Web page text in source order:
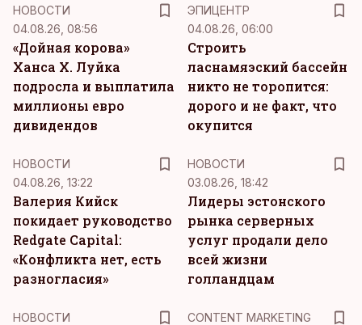
НОВОСТИ
04.08.26, 08:56
«Дойная корова»
Ханса Х. Луйка
подросла и выплатила
миллионы евро
дивидендов
ЭПИЦЕНТР
04.08.26, 06:00
Строить
ласнамяэский бассейн
никто не торопится:
дорого и не факт, что
окупится
НОВОСТИ
04.08.26, 13:22
Валерия Кийск
покидает руководство
Redgate Capital:
«Конфликта нет, есть
разногласия»
НОВОСТИ
03.08.26, 18:42
Лидеры эстонского
рынка серверных
услуг продали дело
всей жизни
голландцам
НОВОСТИ
CONTENT MARKETING